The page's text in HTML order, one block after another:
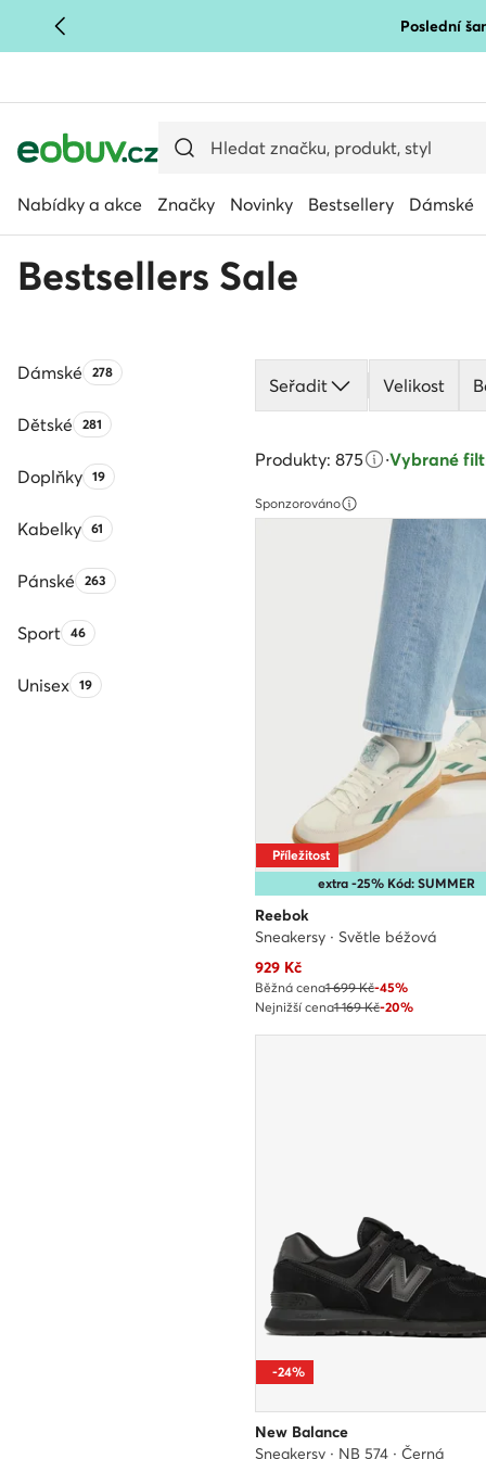
PŘEJÍT NA HLAVNÍ OBSAH Poslední
Nabídky a akce Značky Novinky Bestsellery Dámské
Bestsellers Sale
DámskéPočet produktů:
278
DětskéPočet produktů:
281
DoplňkyPočet produktů:
19
KabelkyPočet produktů:
61
PánskéPočet produktů:
263
SportPočet produktů:
46
UnisexPočet produktů:
19
Seřadit Velikost
Produkty: 875 ·Vybrané
Sponzorováno
extra -25% Kód: SUMMER
Příležitost
Reebok
Sneakersy · Světle béžová
Aktuální cena
929Kč
Běžná cena1 699 Kč-45%
Nejnižší cena1 169 Kč-20%
-24%
New Balance
Sneakersy · NB 574 · Černá